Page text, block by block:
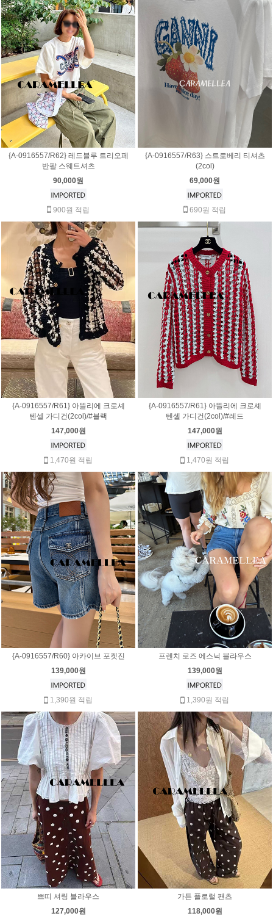
{A-0916557/R62} 레드블루 트리오페
반팔 스웨트셔츠
90,000원
900원 적립
{A-0916557/R63} 스트로베리 티셔츠
(2col)
69,000원
690원 적립
{A-0916557/R61} 아뜰리에 크로셰
텐셀 가디건(2col)/#블랙
147,000원
1,470원 적립
{A-0916557/R61} 아뜰리에 크로셰
텐셀 가디건(2col)/#레드
147,000원
1,470원 적립
{A-0916557/R60} 아카이브 포켓진
139,000원
1,390원 적립
프렌치 로즈 에스닉 블라우스
139,000원
1,390원 적립
쁘띠 셔링 블라우스
127,000원
가든 플로럴 팬츠
118,000원